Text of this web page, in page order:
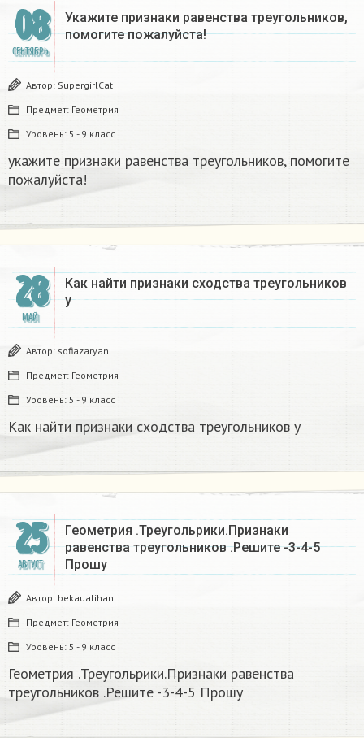
08
СЕНТЯБРЬ
Укажите признаки равенства треугольников,
помогите пожалуйста! ​
Автор: SupergirlCat
Предмет: Геометрия
Уровень: 5 - 9 класс
укажите признаки равенства треугольников, помогите
пожалуйста! ​
28
МАЙ
Как найти признаки сходства треугольников
y​
Автор: sofiazaryan
Предмет: Геометрия
Уровень: 5 - 9 класс
Как найти признаки сходства треугольников y​
25
АВГУСТ
Геометрия .Треугольрики.Признаки
равенства треугольников .Решите -3-4-5
Прошу
Автор: bekaualihan
Предмет: Геометрия
Уровень: 5 - 9 класс
Геометрия .Треугольрики.Признаки равенства
треугольников .Решите -3-4-5 Прошу